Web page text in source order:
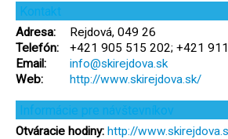
Kontakt
Adresa:
Rejdová, 049 26
Telefón:
+421 905 515 202; +421
Email:
info@skirejdova.sk
Web:
http://www.skirejdova.sk/
Informácie pre návštevníkov
Otváracie hodiny: http://